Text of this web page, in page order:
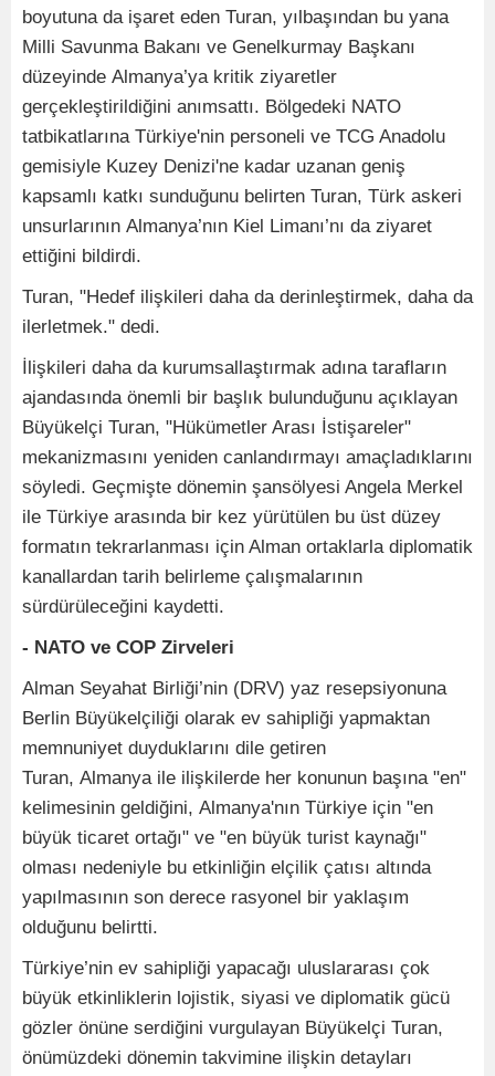
boyutuna da işaret eden Turan, yılbaşından bu yana
Milli Savunma Bakanı ve Genelkurmay Başkanı
düzeyinde Almanya’ya kritik ziyaretler
gerçekleştirildiğini anımsattı. Bölgedeki NATO
tatbikatlarına Türkiye'nin personeli ve TCG Anadolu
gemisiyle Kuzey Denizi'ne kadar uzanan geniş
kapsamlı katkı sunduğunu belirten Turan, Türk askeri
unsurlarının Almanya’nın Kiel Limanı’nı da ziyaret
ettiğini bildirdi.
Turan, "Hedef ilişkileri daha da derinleştirmek, daha da
ilerletmek." dedi.
İlişkileri daha da kurumsallaştırmak adına tarafların
ajandasında önemli bir başlık bulunduğunu açıklayan
Büyükelçi Turan, "Hükümetler Arası İstişareler"
mekanizmasını yeniden canlandırmayı amaçladıklarını
söyledi. Geçmişte dönemin şansölyesi Angela Merkel
ile Türkiye arasında bir kez yürütülen bu üst düzey
formatın tekrarlanması için Alman ortaklarla diplomatik
kanallardan tarih belirleme çalışmalarının
sürdürüleceğini kaydetti.
- NATO ve COP Zirveleri
Alman Seyahat Birliği’nin (DRV) yaz resepsiyonuna
Berlin Büyükelçiliği olarak ev sahipliği yapmaktan
memnuniyet duyduklarını dile getiren
Turan, Almanya ile ilişkilerde her konunun başına "en"
kelimesinin geldiğini, Almanya'nın Türkiye için "en
büyük ticaret ortağı" ve "en büyük turist kaynağı"
olması nedeniyle bu etkinliğin elçilik çatısı altında
yapılmasının son derece rasyonel bir yaklaşım
olduğunu belirtti.
Türkiye’nin ev sahipliği yapacağı uluslararası çok
büyük etkinliklerin lojistik, siyasi ve diplomatik gücü
gözler önüne serdiğini vurgulayan Büyükelçi Turan,
önümüzdeki dönemin takvimine ilişkin detayları